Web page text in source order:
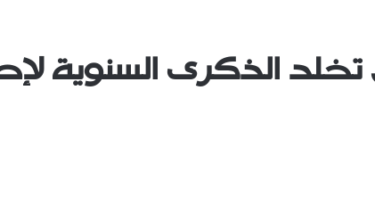
الذكرى السنوية